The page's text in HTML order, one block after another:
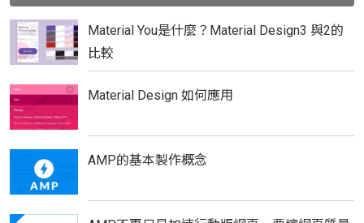
Material You是什麼？Material Design3 與2的
比較
Material Design 如何應用
AMP的基本製作概念